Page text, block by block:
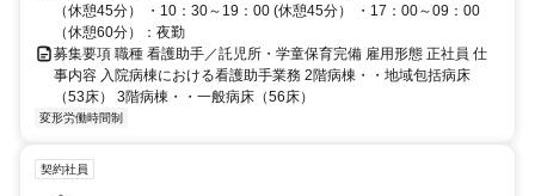
（休憩45分） ・10：30～19：00 (休憩45分） ・17：00～09：00
（休憩60分）：夜勤
募集要項 職種 看護助手／託児所・学童保育完備 雇用形態 正社員 仕
事内容 入院病棟における看護助手業務 2階病棟・・地域包括病床
（53床） 3階病棟・・一般病床（56床）
変形労働時間制
契約社員